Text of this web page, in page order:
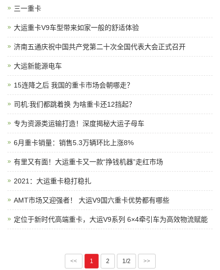
三一重卡
大运重卡V9车型带来如家一般的舒适体验
济南五通庆祝中国共产党第二十次全国代表大会正式召开
大运新能源电车
15连降之后 我国的重卡市场会朝哪走？
司机:我们都跳着换 为啥重卡还12挡起？
专为资源类运输打造！深度揭秘大运子母车
6月重卡销量：销售5.3万辆环比上涨8%
有里又有面！大运重卡又一款“挣钱机器”走红市场
2021：大运重卡稳打稳扎
AMT市场又迎强者！ 大运V9国六重卡优势都有哪些
定位于新时代高端重卡，大运V9系列 6×4牵引车为高效物流赋能
<< 1 2 1/2 >>